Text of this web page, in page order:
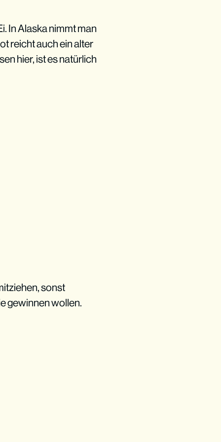
In Alaska nimmt man
reicht auch ein alter
hier, ist es natürlich
sonst
gewinnen wollen.